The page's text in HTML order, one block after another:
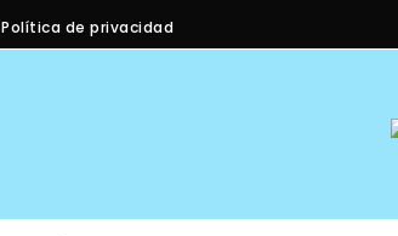
Política de privacidad